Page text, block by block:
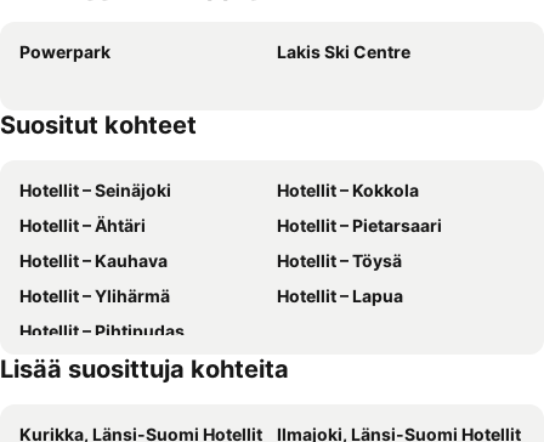
Powerpark Lakis Ski Centre
Suositut kohteet
Hotellit – Seinäjoki
Hotellit – Kokkola
Hotellit – Ähtäri
Hotellit – Pietarsaari
Hotellit – Kauhava
Hotellit – Töysä
Hotellit – Ylihärmä
Hotellit – Lapua
Hotellit – Pihtipudas
Lisää suosittuja kohteita
Kurikka, Länsi-Suomi Hotellit
Ilmajoki, Länsi-Suomi Hotellit